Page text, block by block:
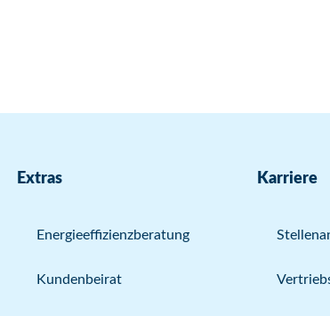
Extras
Energieeffizienzberatung
Kundenbeirat
Karriere